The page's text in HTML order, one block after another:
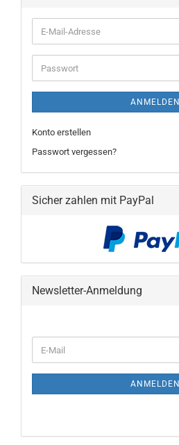
E-
Mail-
Adresse
Passwort
ANMELDEN
Konto erstellen
Passwort vergessen?
Sicher zahlen mit PayPal
Newsletter-Anmeldung
ZUR
E-
Mail
ANMELDEN